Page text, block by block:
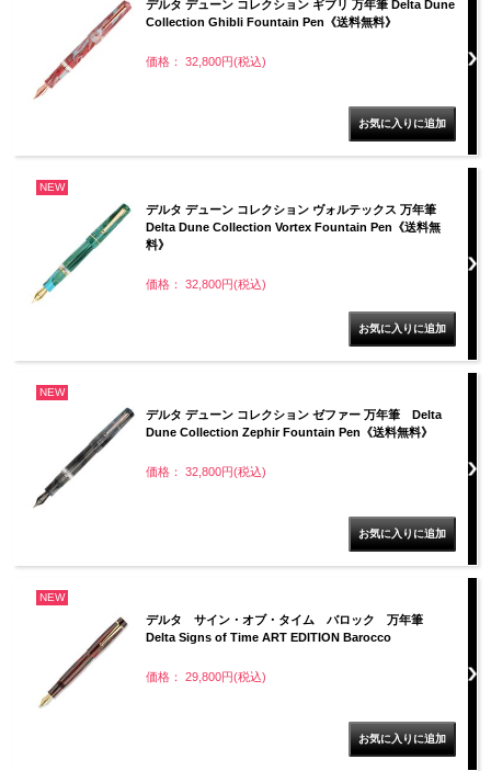
デルタ デューン コレクション ギブリ 万年筆 Delta Dune
Collection Ghibli Fountain Pen《送料無料》
価格： 32,800円(税込)
NEW
デルタ デューン コレクション ヴォルテックス 万年筆
Delta Dune Collection Vortex Fountain Pen《送料無
料》
価格： 32,800円(税込)
NEW
デルタ デューン コレクション ゼファー 万年筆 Delta
Dune Collection Zephir Fountain Pen《送料無料》
価格： 32,800円(税込)
NEW
デルタ サイン・オブ・タイム バロック 万年筆
Delta Signs of Time ART EDITION Barocco
価格： 29,800円(税込)